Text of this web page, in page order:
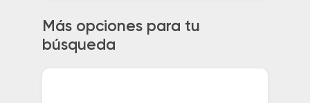
Más opciones para tu
búsqueda